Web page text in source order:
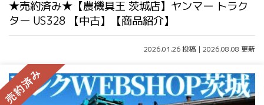
★売約済み★【農機具王 茨城店】ヤンマー トラク
ター US328 【中古】【商品紹介】
2026.01.26 投稿 | 2026.08.08 更新